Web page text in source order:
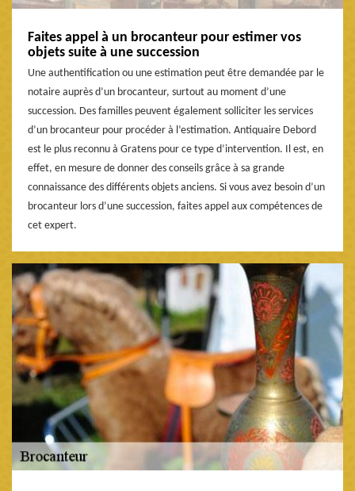
Faites appel à un brocanteur pour estimer vos
objets suite à une succession
Une authentification ou une estimation peut être demandée par le
notaire auprès d’un brocanteur, surtout au moment d’une
succession. Des familles peuvent également solliciter les services
d’un brocanteur pour procéder à l’estimation. Antiquaire Debord
est le plus reconnu à Gratens pour ce type d’intervention. Il est, en
effet, en mesure de donner des conseils grâce à sa grande
connaissance des différents objets anciens. Si vous avez besoin d’un
brocanteur lors d’une succession, faites appel aux compétences de
cet expert.